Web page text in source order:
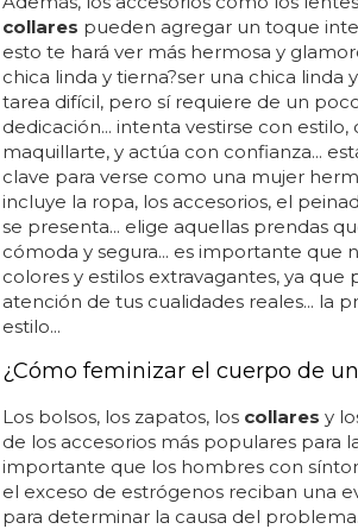
collares pueden agregar un toque
esto te hará ver más hermosa y
chica linda y tierna?ser una chica linda
tarea difícil, pero sí requiere de un
dedicación... intenta vestirse con
maquillarte, y actúa con confianza...
clave para verse como una mujer
incluye la ropa, los accesorios, el
se presenta... elige aquellas prendas
cómoda y segura... es importante que
colores y estilos extravagantes, ya que
atención de tus cualidades reales... la
estilo...
¿Cómo feminizar el cuerpo de
Los bolsos, los zapatos, los collares y
de los accesorios más populares para
importante que los hombres con
el exceso de estrógenos reciban una
para determinar la causa del